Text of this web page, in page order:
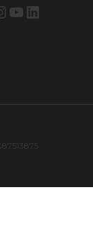
YouTube
LinkedIn